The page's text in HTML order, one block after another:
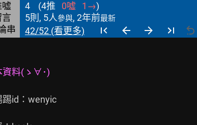
4 (4推 0噓 1 →)
言
5則, 5人參與, 2年前最新
串 42/52 (看更多)
資料(ゝ∀･)
踢id：wenyic